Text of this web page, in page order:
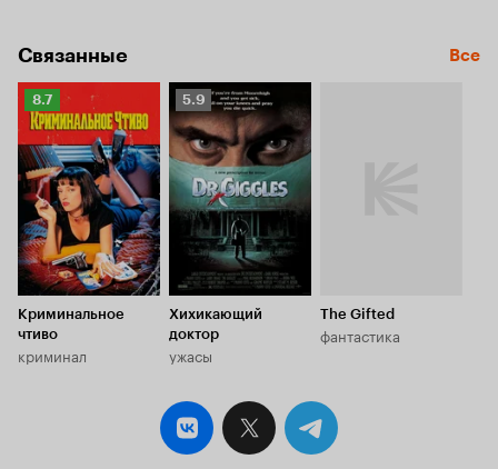
Связанные Все
Рейтинг
Кинопоиска
8.7
8.7
Криминальное
чтиво
криминал
Рейтинг
Кинопоиска
5.9
5.9
Хихикающий
доктор
ужасы
The Gifted
фантастика